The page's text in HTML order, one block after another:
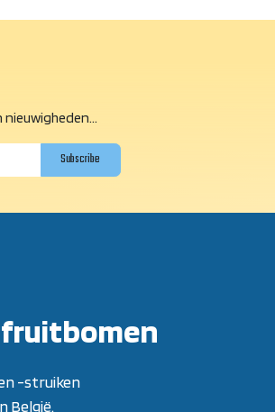
Subscribe
-struiken
België.